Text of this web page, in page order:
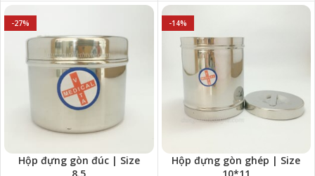
-27%
Hộp đựng gòn đúc | Size
-14%
Hộp đựng gòn ghép | Size